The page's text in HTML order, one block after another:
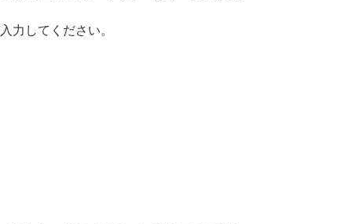
力してください。